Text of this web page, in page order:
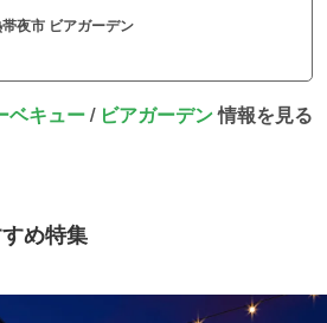
夜市 ビアガーデン
ベキュー/ ビアガーデン情報を見る
め特集